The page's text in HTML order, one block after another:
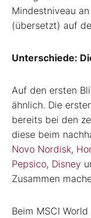
Mindestniveau
(übersetzt) auf
Unterschiede:
Auf den ersten
ähnlich. Die
bereits bei den
diese beim
Novo Nordisk,
Pepsico, Disney
Zusammen
Beim MSCI